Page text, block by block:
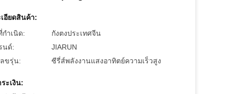
อียดสินค้า:
ำเนิด:
กังตงประเทศจีน
นด์:
JIARUN
ขรุ่น:
ซีรี่ส์พลังงานแสงอาทิตย์ความเร็วสูง
ะเงิน: